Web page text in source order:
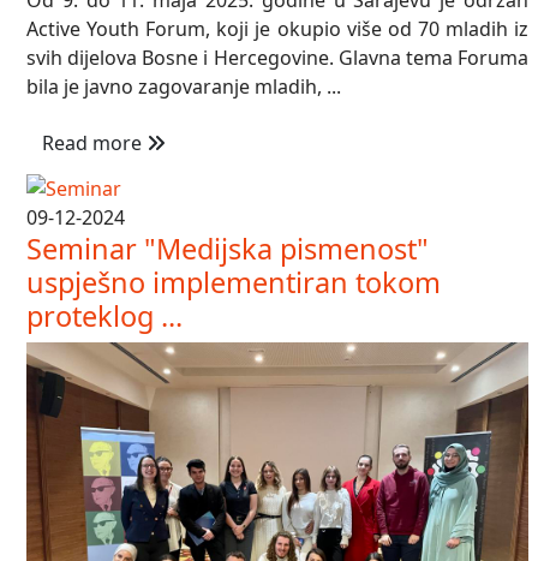
Active Youth Forum, koji je okupio više od 70 mladih iz
svih dijelova Bosne i Hercegovine. Glavna tema Foruma
bila je javno zagovaranje mladih, ...
Read more
09-12-2024
Seminar "Medijska pismenost"
uspješno implementiran tokom
proteklog ...